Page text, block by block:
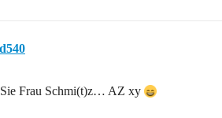
Frau Schmi(t)z… AZ xy